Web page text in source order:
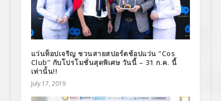
แว่นท็อปเจริญ ชวนสายสปอร์ตช้อปแว่น “Cos
Club” กับโปรโมชั่นสุดพิเศษ วันนี้ – 31 ก.ค. นี้
เท่านั้น!!
July 17, 2019